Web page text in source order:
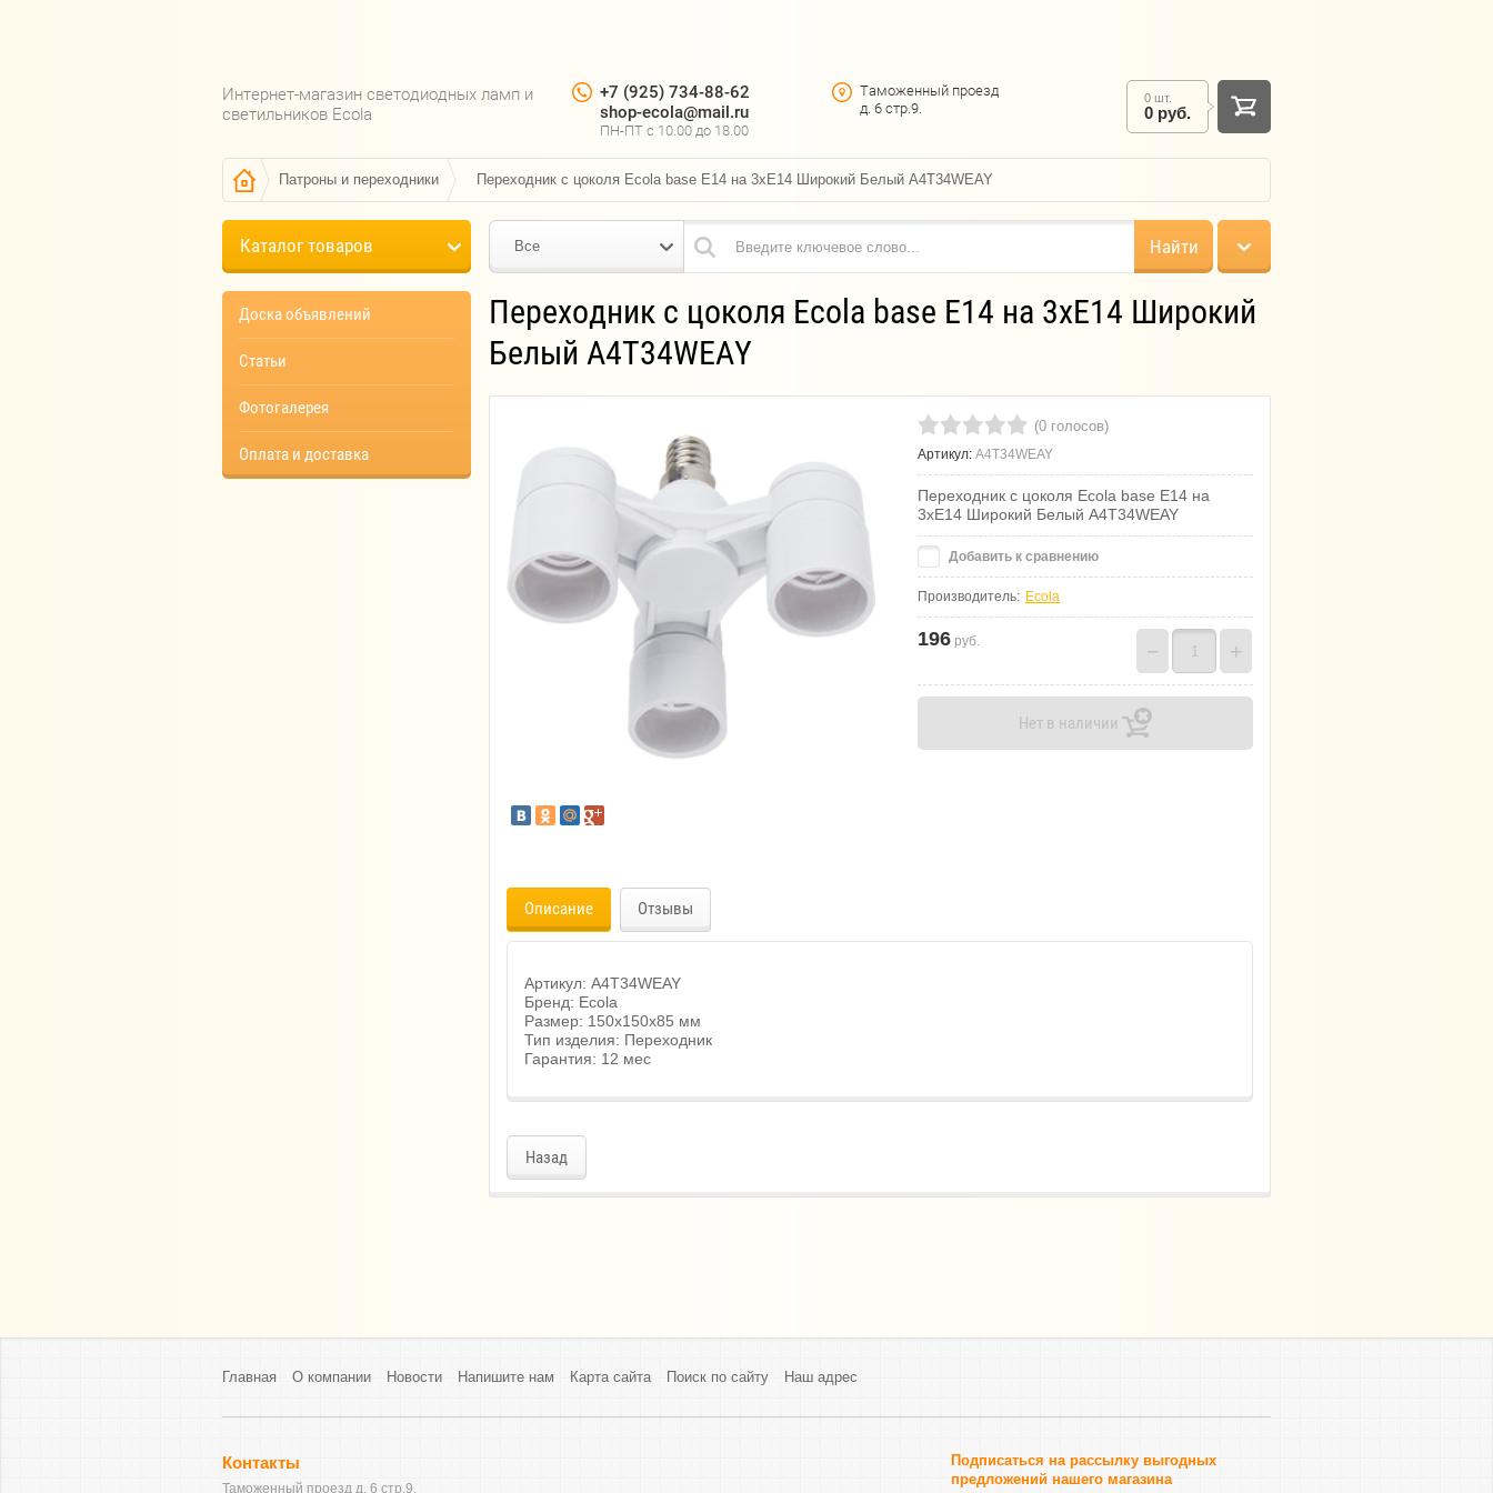
Интернет-магазин светодиодных ламп и
светильников Ecola
+7 (925) 734-88-62
shop-ecola@mail.ru
ПН-ПТ c 10.00 до 18.00
Таможенный проезд
д. 6 стр.9.
0 шт.
0 руб.
Патроны и переходники Переходник с цоколя Ecola base E14 на 3хE14 Широкий Белый A4T34WEAY
Каталог товаров
Доска объявлений
Статьи
Фотогалерея
Оплата и доставка
Все Найти
Переходник с цоколя Ecola base E14 на 3хE14 Широкий
Белый A4T34WEAY
(0 голосов)
Артикул: A4T34WEAY
Переходник с цоколя Ecola base E14 на
3хE14 Широкий Белый A4T34WEAY
Добавить к сравнению
Производитель: Ecola
196 руб. − +
Нет в наличии
Описание Отзывы
Артикул: A4T34WEAY
Бренд: Ecola
Размер: 150x150x85 мм
Тип изделия: Переходник
Гарантия: 12 мес
Назад
Главная О компании Новости Напишите нам Карта сайта Поиск по сайту Наш адрес
Подписаться на рассылку выгодных
предложений нашего магазина
Контакты
Таможенный проезд д. 6 стр.9.